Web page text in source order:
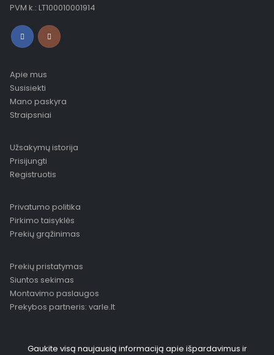
PVM k.: LT100010001914
Apie mus
Susisiekti
Mano paskyra
Straipsniai
Užsakymų istorija
Prisijungti
Registruotis
Privatumo politika
Pirkimo taisyklės
Prekių grąžinimas
Prekių pristatymas
Siuntos sekimas
Montavimo paslaugos
Prekybos partneris: varle.lt
Gaukite visą naujausią informaciją apie išpardavimus ir